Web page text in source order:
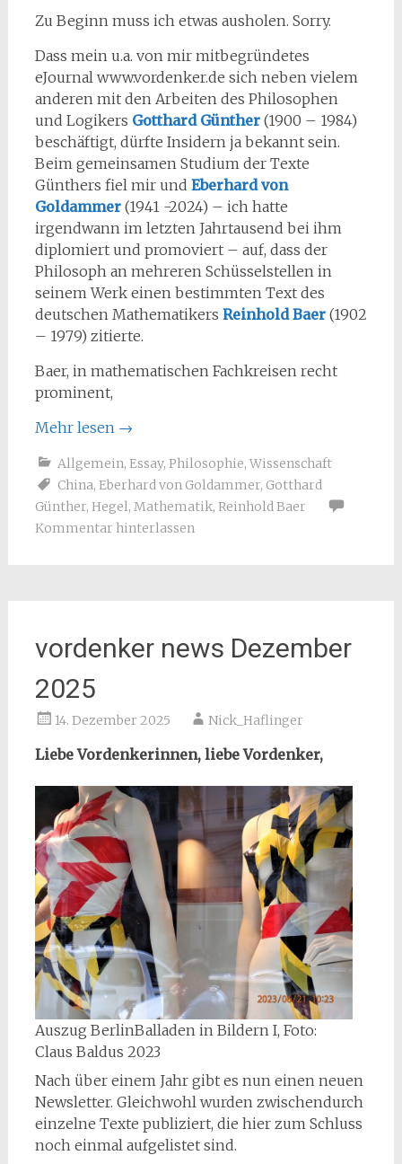
Zu Beginn muss ich etwas ausholen. Sorry.
Dass mein u.a. von mir mitbegründetes
eJournal www.vordenker.de sich neben vielem
anderen mit den Arbeiten des Philosophen
und Logikers Gotthard Günther(1900 – 1984)
beschäftigt, dürfte Insidern ja bekannt sein.
Beim gemeinsamen Studium der Texte
Günthers fiel mir und Eberhard von
Goldammer(1941 -2024) – ich hatte
irgendwann im letzten Jahrtausend bei ihm
diplomiert und promoviert – auf, dass der
Philosoph an mehreren Schüsselstellen in
seinem Werk einen bestimmten Text des
deutschen Mathematikers Reinhold Baer(1902
– 1979) zitierte.
Baer, in mathematischen Fachkreisen recht
prominent,
Mehr lesen →
Allgemein, Essay, Philosophie, Wissenschaft
China, Eberhard von Goldammer, Gotthard
Günther, Hegel, Mathematik, Reinhold Baer
Kommentar hinterlassen
vordenker news Dezember
2025
14. Dezember 2025 Nick_Haflinger
Liebe Vordenkerinnen, liebe Vordenker,
Auszug BerlinBalladen in Bildern I, Foto:
Claus Baldus 2023
Nach über einem Jahr gibt es nun einen neuen
Newsletter. Gleichwohl wurden zwischendurch
einzelne Texte publiziert, die hier zum Schluss
noch einmal aufgelistet sind.